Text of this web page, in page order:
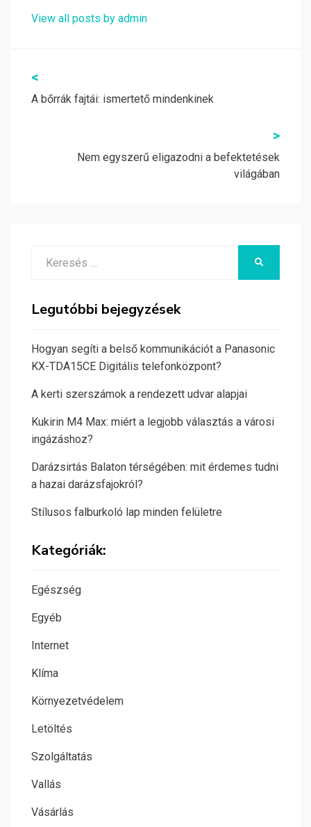
View all posts by admin
Bejegyzés
navigáció
<
A bőrrák fajtái: ismertető mindenkinek
>
Nem egyszerű eligazodni a befektetések
világában
Legutóbbi bejegyzések
Hogyan segíti a belső kommunikációt a Panasonic
KX-TDA15CE Digitális telefonközpont?
A kerti szerszámok a rendezett udvar alapjai
Kukirin M4 Max: miért a legjobb választás a városi
ingázáshoz?
Darázsirtás Balaton térségében: mit érdemes tudni
a hazai darázsfajokról?
Stílusos falburkoló lap minden felületre
Kategóriák:
Egészség
Egyéb
Internet
Klíma
Környezetvédelem
Letöltés
Szolgáltatás
Vallás
Vásárlás